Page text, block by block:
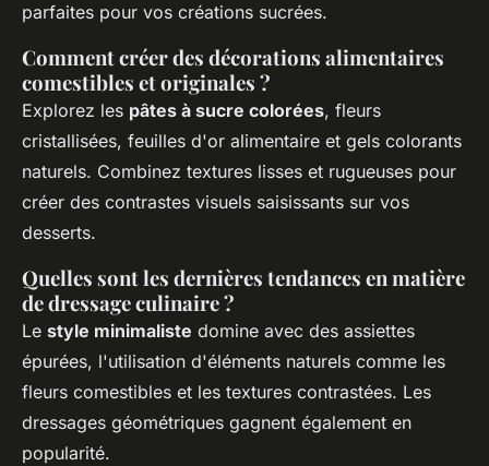
parfaites pour vos créations sucrées.
Comment créer des décorations alimentaires
comestibles et originales ?
Explorez les pâtes à sucre colorées, fleurs
cristallisées, feuilles d'or alimentaire et gels colorants
naturels. Combinez textures lisses et rugueuses pour
créer des contrastes visuels saisissants sur vos
desserts.
Quelles sont les dernières tendances en matière
de dressage culinaire ?
Le style minimaliste domine avec des assiettes
épurées, l'utilisation d'éléments naturels comme les
fleurs comestibles et les textures contrastées. Les
dressages géométriques gagnent également en
popularité.